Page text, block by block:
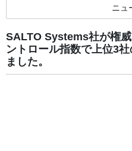
SALTO Systems社が権
ントロール指数で上位3
ました。
ニュ